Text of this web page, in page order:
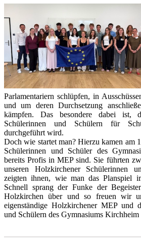
Parlamentariern schlüpfen, in
und um deren Durchsetzung
kämpfen. Das besondere dabei ist,
Schülerinnen und Schülern für
durchgeführt wird.
Doch wie startet man? Hierzu kamen am
Schülerinnen und Schüler des
bereits Profis in MEP sind. Sie führten
unseren Holzkirchener Schülerinnen
zeigten ihnen, wie man das Planspiel
Schnell sprang der Funke der
Holzkirchen über und so freuen wir
eigenständige Holzkirchener MEP und
und Schülern des Gymnasiums